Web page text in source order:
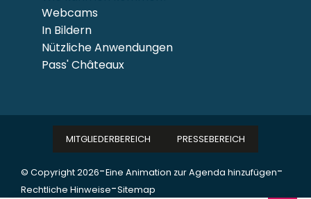
Webcams
In Bildern
Nützliche Anwendungen
Pass' Châteaux
© Copyright 2026-Eine Animation zur Agenda hinzufügen-
Rechtliche Hinweise-Sitemap
MITGLIEDERBEREICH PRESSEBEREICH